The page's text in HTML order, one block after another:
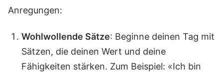
Anregungen:
Wohlwollende Sätze: Beginne deinen Tag mit
Sätzen, die deinen Wert und deine
Fähigkeiten stärken. Zum Beispiel: «Ich bin